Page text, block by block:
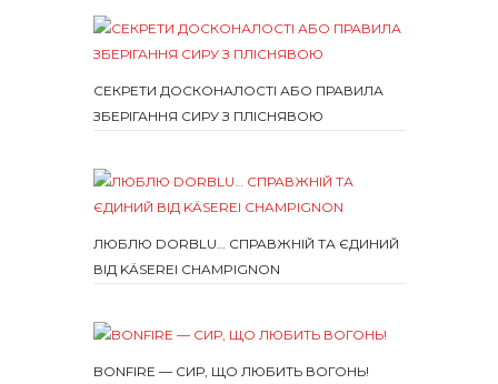
СЕКРЕТИ ДОСКОНАЛОСТІ АБО ПРАВИЛА
ЗБЕРІГАННЯ СИРУ З ПЛІСНЯВОЮ
ЛЮБЛЮ DORBLU… СПРАВЖНІЙ ТА ЄДИНИЙ
ВІД KÄSEREI CHAMPIGNON
BONFIRE — СИР, ЩО ЛЮБИТЬ ВОГОНЬ!